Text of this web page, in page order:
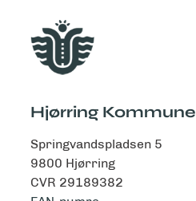
Hjørring Kommune
Springvandspladsen 5
9800 Hjørring
CVR 29189382